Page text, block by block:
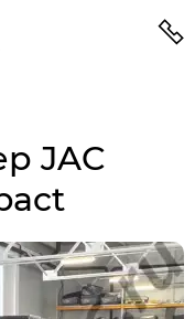
JAC